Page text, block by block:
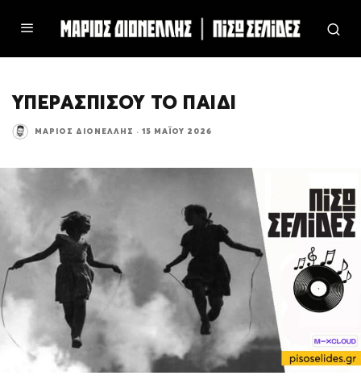
ΥΠΕΡΑΣΠΙΣΟΥ ΤΟ ΠΑΙΔΙ
ΜΆΡΙΟΣ ΔΙΟΝΈΛΛΗΣ · 15 ΜΑΪ́ΟΥ 2026